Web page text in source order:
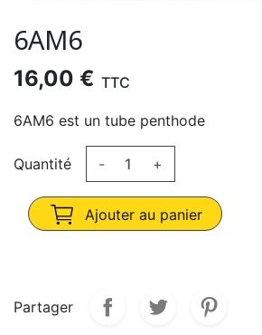
6AM6
16,00 € TTC
6AM6 est un tube penthode
Quantité - +
Ajouter au panier
Partager